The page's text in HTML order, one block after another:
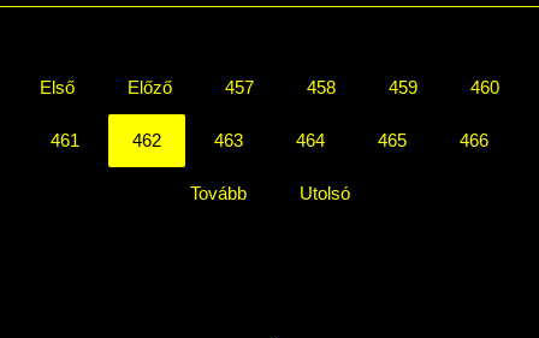
Első Előző 457 458 459 460
461 462 463 464 465 466
Tovább Utolsó